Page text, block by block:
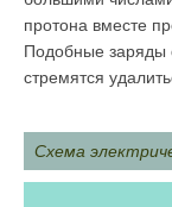
протона вместе
Подобные заряды
стремятся
Схема